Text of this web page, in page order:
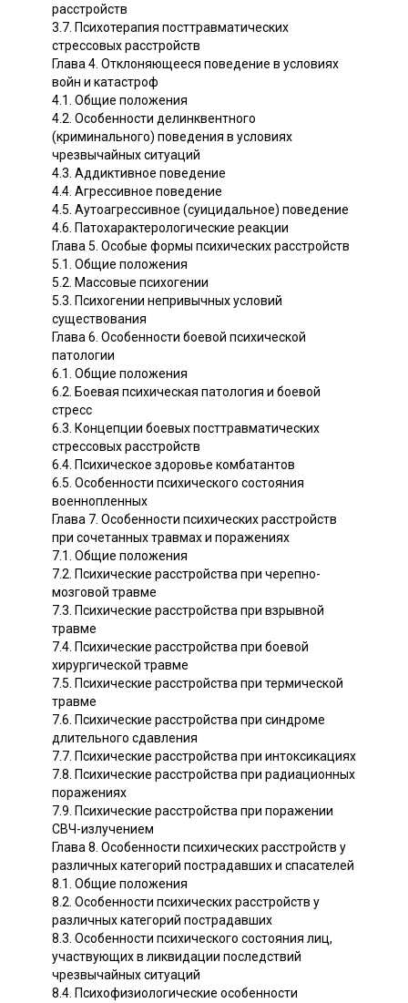
расстройств
3.7. Психотерапия посттравматических
стрессовых расстройств
Глава 4. Отклоняющееся поведение в условиях
войн и катастроф
4.1. Общие положения
4.2. Особенности делинквентного
(криминального) поведения в условиях
чрезвычайных ситуаций
4.3. Аддиктивное поведение
4.4. Агрессивное поведение
4.5. Аутоагрессивное (суицидальное) поведение
4.6. Патохарактерологические реакции
Глава 5. Особые формы психических расстройств
5.1. Общие положения
5.2. Массовые психогении
5.3. Психогении непривычных условий
существования
Глава 6. Особенности боевой психической
патологии
6.1. Общие положения
6.2. Боевая психическая патология и боевой
стресс
6.3. Концепции боевых посттравматических
стрессовых расстройств
6.4. Психическое здоровье комбатантов
6.5. Особенности психического состояния
военнопленных
Глава 7. Особенности психических расстройств
при сочетанных травмах и поражениях
7.1. Общие положения
7.2. Психические расстройства при черепно-
мозговой травме
7.3. Психические расстройства при взрывной
травме
7.4. Психические расстройства при боевой
хирургической травме
7.5. Психические расстройства при термической
травме
7.6. Психические расстройства при синдроме
длительного сдавления
7.7. Психические расстройства при интоксикациях
7.8. Психические расстройства при радиационных
поражениях
7.9. Психические расстройства при поражении
СВЧ-излучением
Глава 8. Особенности психических расстройств у
различных категорий пострадавших и спасателей
8.1. Общие положения
8.2. Особенности психических расстройств у
различных категорий пострадавших
8.3. Особенности психического состояния лиц,
участвующих в ликвидации последствий
чрезвычайных ситуаций
8.4. Психофизиологические особенности